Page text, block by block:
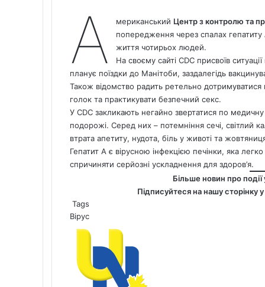
А мериканський Центр з контролю та
попередження через спалах
життя чотирьох людей.
На своєму сайті CDC присвоїв
планує поїздки до Манітоби, заздалегідь
Також відомство радить ретельно дотримуватися
голок та практикувати безпечний секс.
У CDC закликають негайно звертатися по
подорожі. Серед них – потемніння сечі, світлий
втрата апетиту, нудота, біль у животі та
Гепатит А є вірусною інфекцією печінки, яка
спричиняти серйозні ускладнення для здоров’я.
Більше новин про події
Підписуйтеся на нашу сторінку у
Tags
Вірус